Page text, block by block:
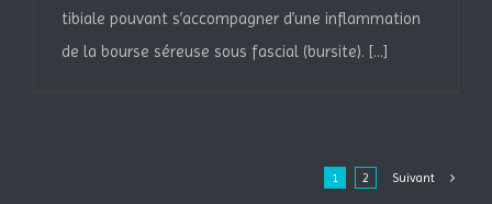
tibiale pouvant s’accompagner d’une inflammation
de la bourse séreuse sous fascial (bursite). [...]
1 2 Suivant